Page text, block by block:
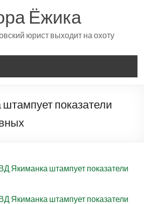
Ёжика
юрист выходит на охоту
показатели
Якиманка штампует показатели
Якиманка штампует показатели